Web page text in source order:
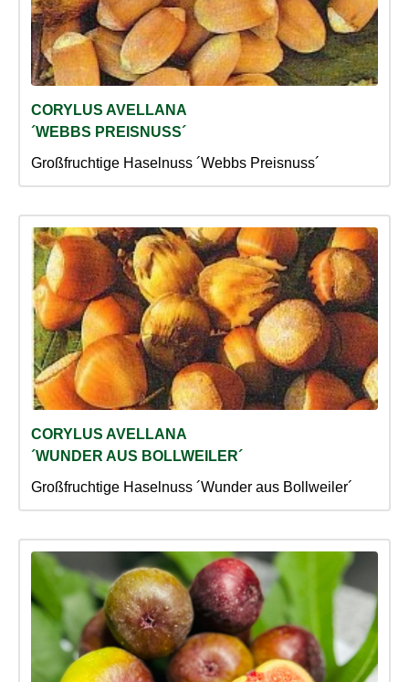
CORYLUS AVELLANA
´WEBBS PREISNUSS´
Großfruchtige Haselnuss ´Webbs Preisnuss´
CORYLUS AVELLANA
´WUNDER AUS BOLLWEILER´
Großfruchtige Haselnuss ´Wunder aus Bollweiler´